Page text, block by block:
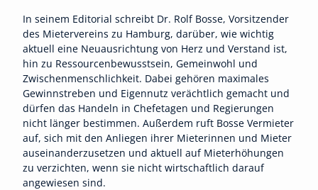
In seinem Editorial schreibt Dr. Rolf Bosse, Vorsitzender
des Mietervereins zu Hamburg, darüber, wie wichtig
aktuell eine Neuausrichtung von Herz und Verstand ist,
hin zu Ressourcenbewusstsein, Gemeinwohl und
Zwischenmenschlichkeit. Dabei gehören maximales
Gewinnstreben und Eigennutz verächtlich gemacht und
dürfen das Handeln in Chefetagen und Regierungen
nicht länger bestimmen. Außerdem ruft Bosse Vermieter
auf, sich mit den Anliegen ihrer Mieterinnen und Mieter
auseinanderzusetzen und aktuell auf Mieterhöhungen
zu verzichten, wenn sie nicht wirtschaftlich darauf
angewiesen sind.